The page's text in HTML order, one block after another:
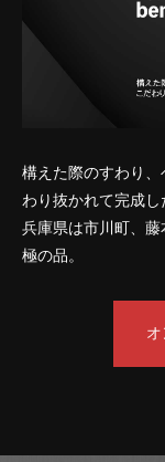
構えた際のすわり
わり抜かれて完成
兵庫県は市川町、
極の品。